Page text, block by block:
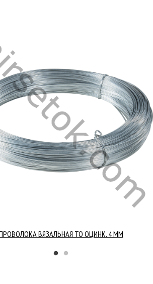
ВЯЗАЛЬНАЯ ТО ОЦИНК. 4 ММ